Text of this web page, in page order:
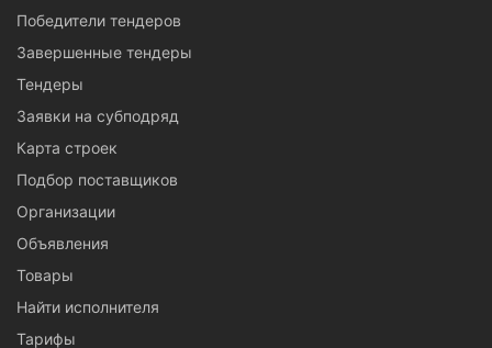
Победители тендеров
Завершенные тендеры
Тендеры
Заявки на субподряд
Карта строек
Подбор поставщиков
Организации
Объявления
Товары
Найти исполнителя
Тарифы